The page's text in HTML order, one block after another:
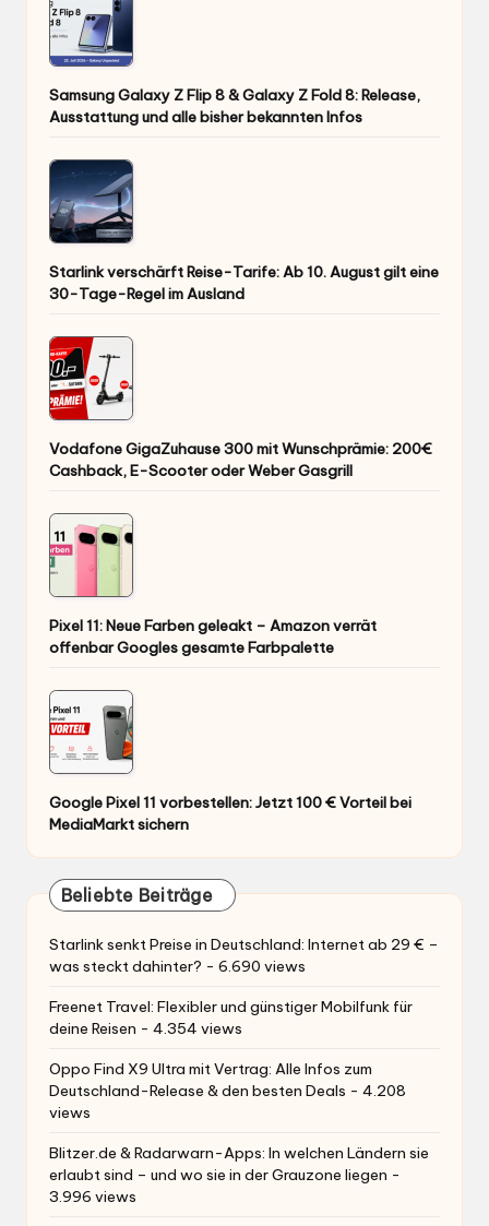
Samsung Galaxy Z Flip 8 & Galaxy Z Fold 8: Release,
Ausstattung und alle bisher bekannten Infos
Starlink verschärft Reise-Tarife: Ab 10. August gilt eine
30-Tage-Regel im Ausland
Vodafone GigaZuhause 300 mit Wunschprämie: 200€
Cashback, E-Scooter oder Weber Gasgrill
Pixel 11: Neue Farben geleakt – Amazon verrät
offenbar Googles gesamte Farbpalette
Google Pixel 11 vorbestellen: Jetzt 100 € Vorteil bei
MediaMarkt sichern
Beliebte Beiträge
Starlink senkt Preise in Deutschland: Internet ab 29 € –
was steckt dahinter? - 6.690 views
Freenet Travel: Flexibler und günstiger Mobilfunk für
deine Reisen - 4.354 views
Oppo Find X9 Ultra mit Vertrag: Alle Infos zum
Deutschland-Release & den besten Deals - 4.208
views
Blitzer.de & Radarwarn-Apps: In welchen Ländern sie
erlaubt sind – und wo sie in der Grauzone liegen -
3.996 views